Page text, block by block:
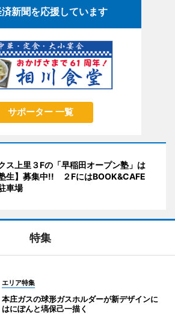
新聞を応援しています
サポーター 一覧
ス上里３Fの「早稲田オープン塾」は
塾生】募集中!! ２FにはBOOK&CAFE
車場
特集
エリア特集
本庄ガスの球形ガスホルダーが新デザインに
はにぽんと塙保己一描く